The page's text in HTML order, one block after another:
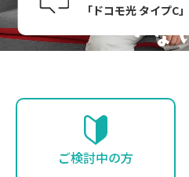
「ドコモ光 タイプC
ご検討中の方